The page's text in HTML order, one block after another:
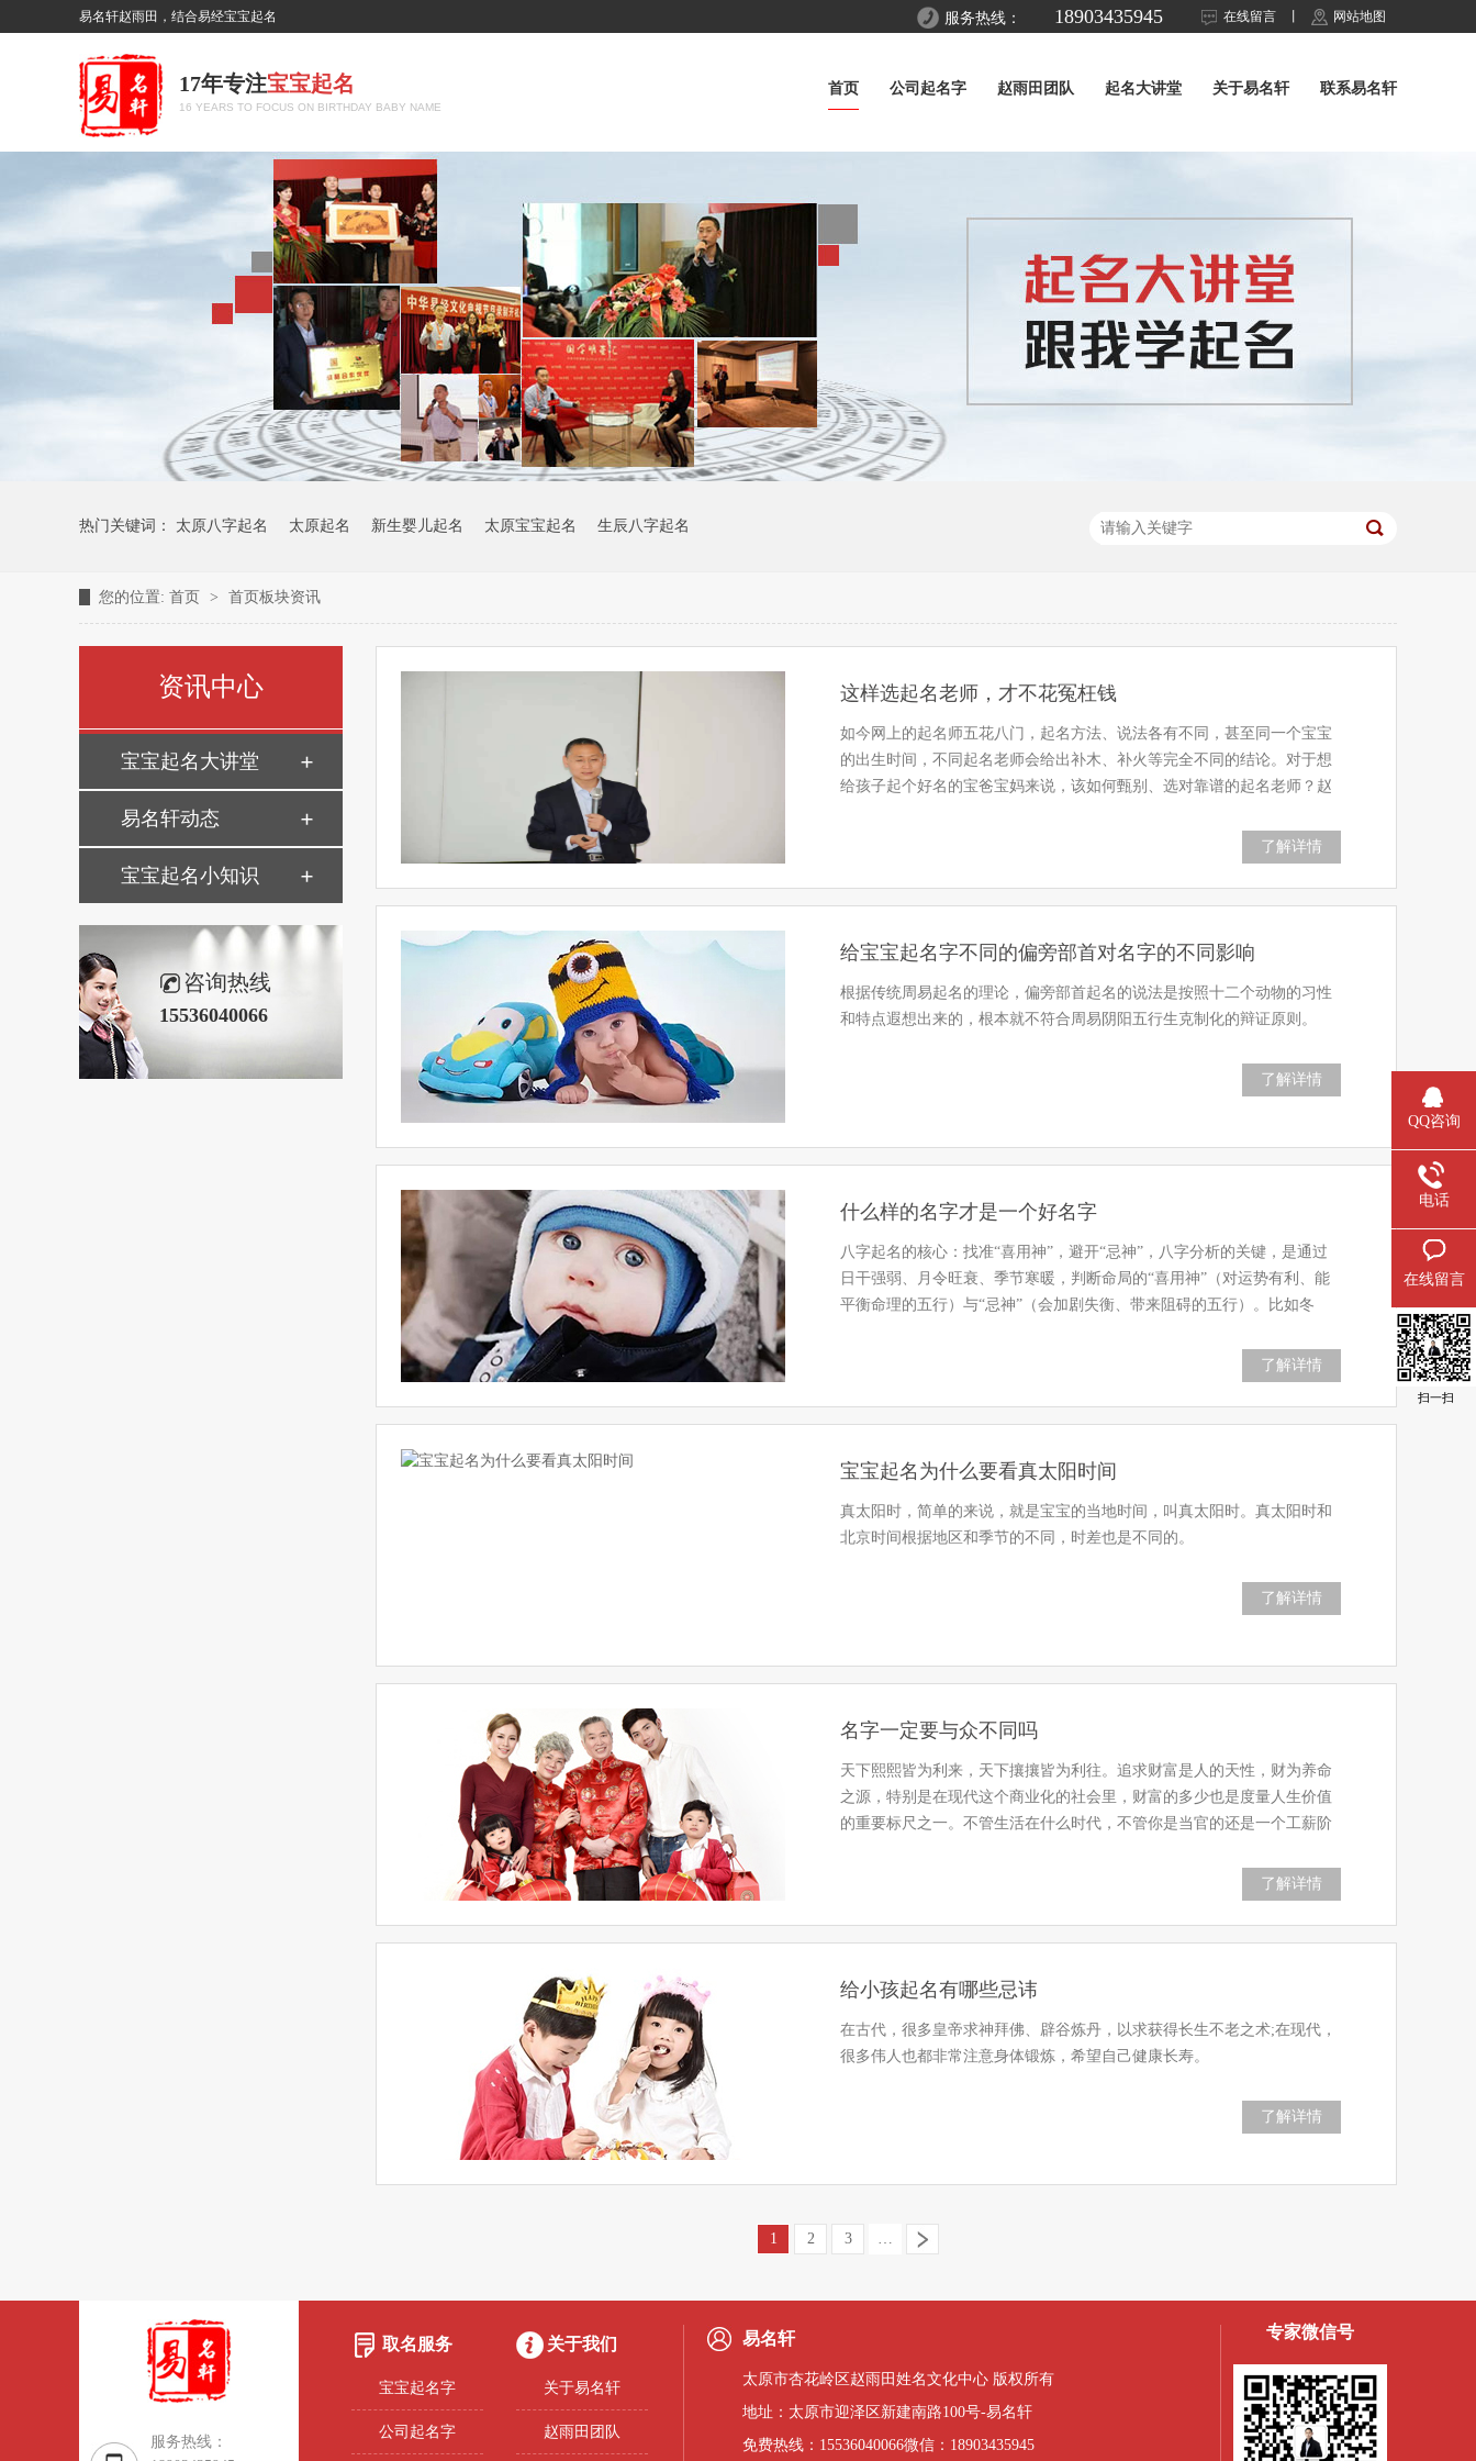
易名轩赵雨田，结合易经宝宝起名 在线留言 网站地图
服务热线： 18903435945
17年专注宝宝起名
16 YEARS TO FOCUS ON BIRTHDAY BABY NAME
首页 公司起名字 赵雨田团队 起名大讲堂 关于易名轩 联系易名轩
热门关键词： 太原八字起名 太原起名 新生婴儿起名 太原宝宝起名 生辰八字起名
您的位置: 首页 > 首页板块资讯
资讯中心
宝宝起名大讲堂
易名轩动态
宝宝起名小知识
咨询热线
15536040066
这样选起名老师，才不花冤枉钱
如今网上的起名师五花八门，起名方法、说法各有不同，甚至同一个宝宝
的出生时间，不同起名老师会给出补木、补火等完全不同的结论。对于想
给孩子起个好名的宝爸宝妈来说，该如何甄别、选对靠谱的起名老师？赵
了解详情
给宝宝起名字不同的偏旁部首对名字的不同影响
根据传统周易起名的理论，偏旁部首起名的说法是按照十二个动物的习性
和特点遐想出来的，根本就不符合周易阴阳五行生克制化的辩证原则。
了解详情
什么样的名字才是一个好名字
八字起名的核心：找准“喜用神”，避开“忌神”，八字分析的关键，是通过
日干强弱、月令旺衰、季节寒暖，判断命局的“喜用神”（对运势有利、能
平衡命理的五行）与“忌神”（会加剧失衡、带来阻碍的五行）。比如冬
了解详情
宝宝起名为什么要看真太阳时间
真太阳时，简单的来说，就是宝宝的当地时间，叫真太阳时。真太阳时和
北京时间根据地区和季节的不同，时差也是不同的。
了解详情
名字一定要与众不同吗
天下熙熙皆为利来，天下攘攘皆为利往。追求财富是人的天性，财为养命
之源，特别是在现代这个商业化的社会里，财富的多少也是度量人生价值
的重要标尺之一。不管生活在什么时代，不管你是当官的还是一个工薪阶
了解详情
给小孩起名有哪些忌讳
在古代，很多皇帝求神拜佛、辟谷炼丹，以求获得长生不老之术;在现代，
很多伟人也都非常注意身体锻炼，希望自己健康长寿。
了解详情
1 2 3 …
服务热线：
取名服务
宝宝起名字
公司起名字
关于我们
关于易名轩
赵雨田团队
易名轩
太原市杏花岭区赵雨田姓名文化中心 版权所有
地址：太原市迎泽区新建南路100号-易名轩
免费热线：15536040066微信：18903435945
专家微信号
QQ咨询
电话
在线留言
扫一扫